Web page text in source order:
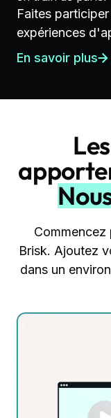
Faites
expériences
En savoir plus
Commencez
Brisk. Ajoutez
dans un